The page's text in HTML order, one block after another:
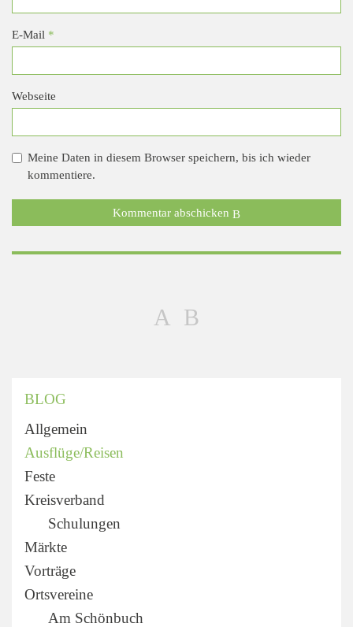
E-Mail *
Webseite
Meine Daten in diesem Browser speichern, bis ich wieder
kommentiere.
Kommentar abschicken
BLOG
Allgemein
Ausflüge/Reisen
Feste
Kreisverband
Schulungen
Märkte
Vorträge
Ortsvereine
Am Schönbuch